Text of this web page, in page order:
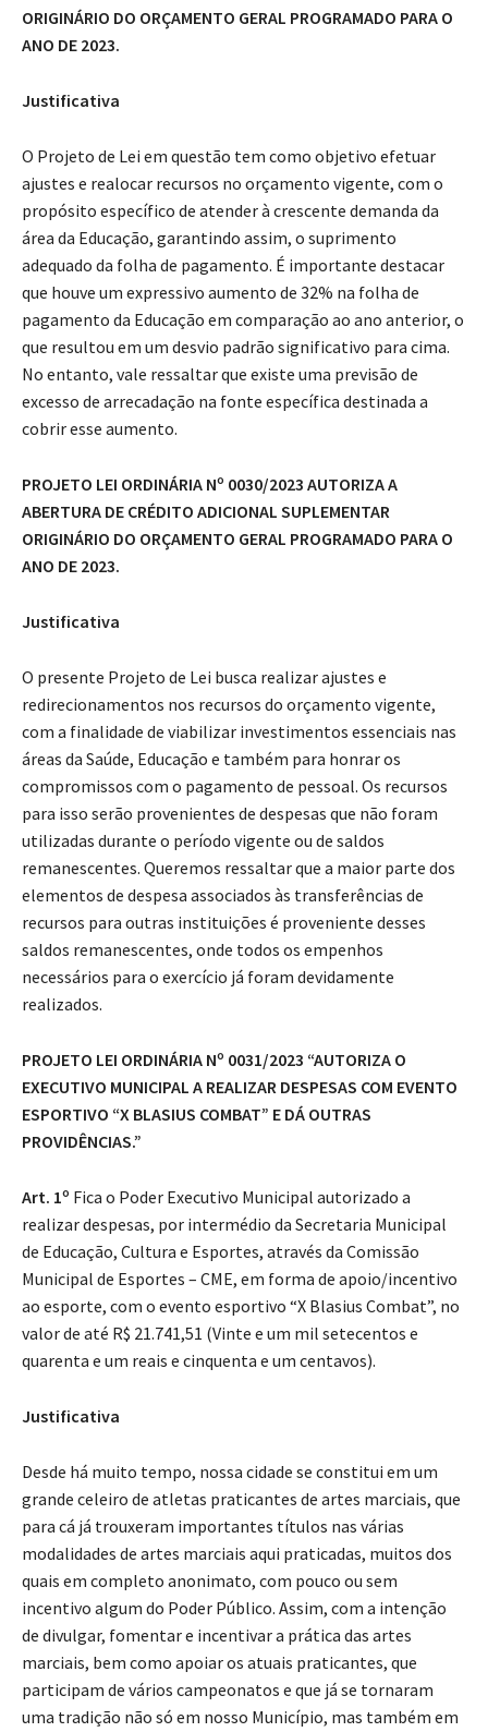
ORIGINÁRIO DO ORÇAMENTO GERAL PROGRAMADO PARA O
ANO DE 2023.
Justificativa
O Projeto de Lei em questão tem como objetivo efetuar
ajustes e realocar recursos no orçamento vigente, com o
propósito específico de atender à crescente demanda da
área da Educação, garantindo assim, o suprimento
adequado da folha de pagamento. É importante destacar
que houve um expressivo aumento de 32% na folha de
pagamento da Educação em comparação ao ano anterior, o
que resultou em um desvio padrão significativo para cima.
No entanto, vale ressaltar que existe uma previsão de
excesso de arrecadação na fonte específica destinada a
cobrir esse aumento.
PROJETO LEI ORDINÁRIA Nº 0030/2023 AUTORIZA A
ABERTURA DE CRÉDITO ADICIONAL SUPLEMENTAR
ORIGINÁRIO DO ORÇAMENTO GERAL PROGRAMADO PARA O
ANO DE 2023.
Justificativa
O presente Projeto de Lei busca realizar ajustes e
redirecionamentos nos recursos do orçamento vigente,
com a finalidade de viabilizar investimentos essenciais nas
áreas da Saúde, Educação e também para honrar os
compromissos com o pagamento de pessoal. Os recursos
para isso serão provenientes de despesas que não foram
utilizadas durante o período vigente ou de saldos
remanescentes. Queremos ressaltar que a maior parte dos
elementos de despesa associados às transferências de
recursos para outras instituições é proveniente desses
saldos remanescentes, onde todos os empenhos
necessários para o exercício já foram devidamente
realizados.
PROJETO LEI ORDINÁRIA Nº 0031/2023 “AUTORIZA O
EXECUTIVO MUNICIPAL A REALIZAR DESPESAS COM EVENTO
ESPORTIVO “X BLASIUS COMBAT” E DÁ OUTRAS
PROVIDÊNCIAS.”
Art. 1º Fica o Poder Executivo Municipal autorizado a
realizar despesas, por intermédio da Secretaria Municipal
de Educação, Cultura e Esportes, através da Comissão
Municipal de Esportes – CME, em forma de apoio/incentivo
ao esporte, com o evento esportivo “X Blasius Combat”, no
valor de até R$ 21.741,51 (Vinte e um mil setecentos e
quarenta e um reais e cinquenta e um centavos).
Justificativa
Desde há muito tempo, nossa cidade se constitui em um
grande celeiro de atletas praticantes de artes marciais, que
para cá já trouxeram importantes títulos nas várias
modalidades de artes marciais aqui praticadas, muitos dos
quais em completo anonimato, com pouco ou sem
incentivo algum do Poder Público. Assim, com a intenção
de divulgar, fomentar e incentivar a prática das artes
marciais, bem como apoiar os atuais praticantes, que
participam de vários campeonatos e que já se tornaram
uma tradição não só em nosso Município, mas também em